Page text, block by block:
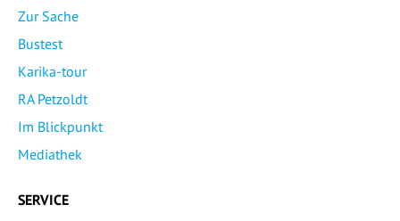
Zur Sache
Bustest
Karika-tour
RA Petzoldt
Im Blickpunkt
Mediathek
SERVICE